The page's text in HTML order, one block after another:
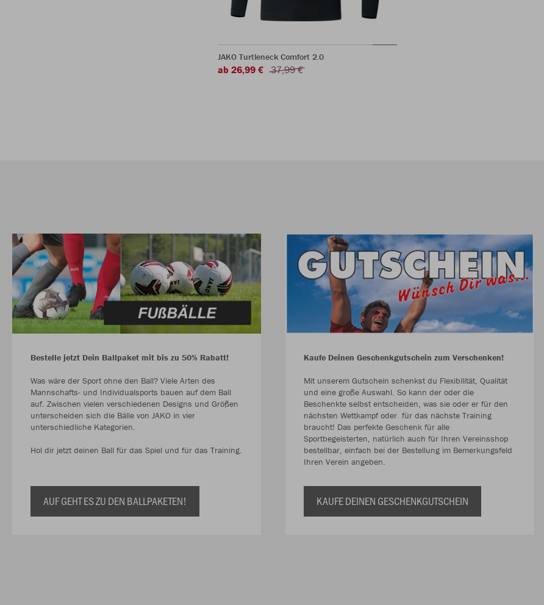
JAKO Turtleneck Comfort 2.0
ab 26,99 € 37,99 €
Bestelle jetzt Dein Ballpaket mit bis zu 50% Rabatt!
Was wäre der Sport ohne den Ball? Viele Arten des
Mannschafts- und Individualsports bauen auf dem Ball
auf. Zwischen vielen verschiedenen Designs und Größen
unterscheiden sich die Bälle von JAKO in vier
unterschiedliche Kategorien.
Hol dir jetzt deinen Ball für das Spiel und für das Training.
AUF GEHT ES ZU DEN BALLPAKETEN!
Kaufe Deinen Geschenkgutschein zum Verschenken!
Mit unserem Gutschein schenkst du Flexibilität, Qualität
und eine große Auswahl. So kann der oder die
Beschenkte selbst entscheiden, was sie oder er für den
nächsten Wettkampf oder für das nächste Training
braucht! Das perfekte Geschenk für alle
Sportbegeisterten, natürlich auch für Ihren Vereinsshop
bestellbar, einfach bei der Bestellung im Bemerkungsfeld
Ihren Verein angeben.
KAUFE DEINEN GESCHENKGUTSCHEIN